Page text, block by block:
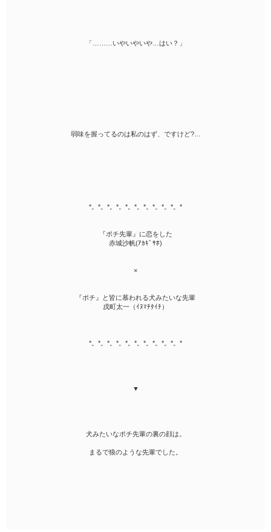
「………いやいやいや…はい？」
弱味を握ってるのは私のはず、ですけど?…
*。*。*。*。*。*。*。*。*。*。*
『ポチ先輩』に恋をした
赤城沙帆(ｱｶｷﾞｻﾎ)
×
『ポチ』と皆に慕われる犬みたいな先輩
戌町太一（ｲﾇﾏﾁﾀｲﾁ）
*。*。*。*。*。*。*。*。*。*。*
▼
犬みたいなポチ先輩の裏の顔は。
まるで狼のような先輩でした。